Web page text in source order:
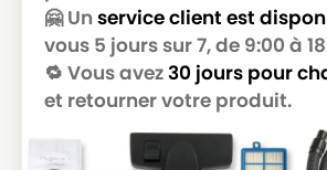
SOTECO
SOTECO ISSA SUPER
SOTECO
SOTECO JUNIOR 101
SOTECO
SOTECO JUNIOR 103
SOTECO
SOTECO JUNIOR SUPER
🤗 Un service client est
vous 5 jours sur 7, de 9:00 à
🔁 Vous avez30 jours pour
et retourner votre produit.